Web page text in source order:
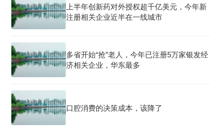
上半年创新药对外授权超千亿美元，今年新
注册相关企业近半在一线城市
多省开始“抢”老人，今年已注册5万家银发经
济相关企业，华东最多
口腔消费的决策成本，该降了